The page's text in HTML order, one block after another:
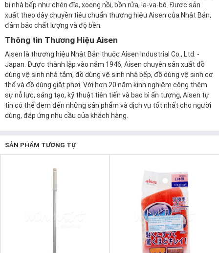
bị nhà bếp như chén đĩa, xoong nồi, bồn rửa, la-va-bô. Được sản
xuất theo dây chuyền tiêu chuẩn thương hiệu Aisen của Nhật Bản,
đảm bảo chất lượng và độ bền.
Thông tin Thương Hiệu Aisen
Aisen là thương hiệu Nhật Bản thuộc Aisen Industrial Co., Ltd. -
Japan. Được thành lập vào năm 1946, Aisen chuyên sản xuất đồ
dùng vệ sinh nhà tắm, đồ dùng vệ sinh nhà bếp, đồ dùng vệ sinh cơ
thể và đồ dùng giặt phơi. Với hơn 20 năm kinh nghiệm cộng thêm
sự nỗ lực, sáng tạo, kỹ thuật tiên tiến và bao bì ấn tượng, Aisen tự
tin có thể đem đến những sản phẩm và dịch vụ tốt nhất cho người
dùng, đáp ứng nhu cầu của khách hàng.
SẢN PHẨM TƯƠNG TỰ